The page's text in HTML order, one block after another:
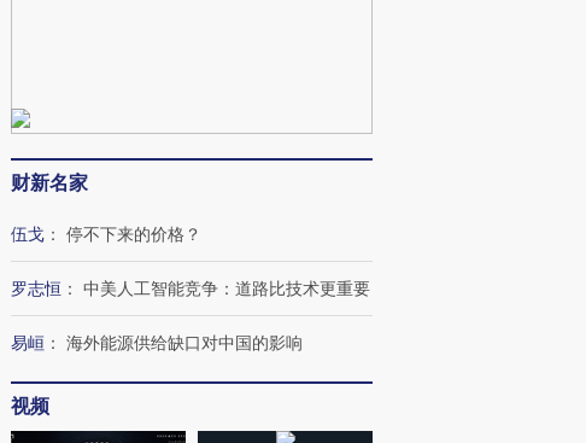
财新名家
伍戈 ： 停不下来的价格？
罗志恒 ： 中美人工智能竞争：道路比技术更重要
易峘 ： 海外能源供给缺口对中国的影响
视频